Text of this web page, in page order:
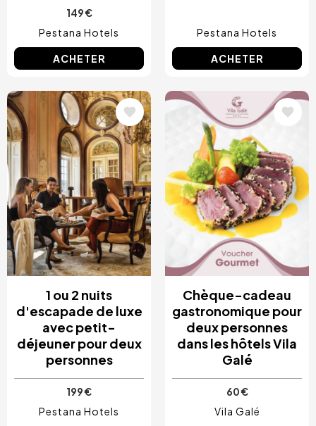
149 €
Pestana Hotels
ACHETER
Pestana Hotels
ACHETER
Image
1 ou 2 nuits
d'escapade de luxe
avec petit-
déjeuner pour deux
personnes
199 €
Pestana Hotels
Image
Chèque-cadeau
gastronomique pour
deux personnes
dans les hôtels Vila
Galé
60 €
Vila Galé